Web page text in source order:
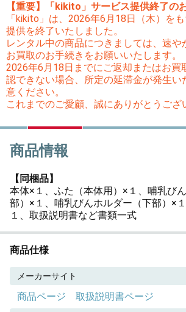
【重要】「kikito」サービス提供終了の
「kikito」は、2026年6月18日（木）を
提供を終了いたしました。
レンタル中の商品につきましては、速や
お買取のお手続きをお願いいたします。
2026年6月18日までにご返却またはお買
認できない場合、所定の延滞金が発生い
意ください。
これまでのご愛顧、誠にありがとうござ
商品情報
【同梱品】
本体×１、ふた（本体用）×１、哺乳び
部）×１、哺乳びんホルダー（下部）×
１、取扱説明書など書類一式
商品仕様
メーカーサイト
商品ページ 取扱説明書ページ